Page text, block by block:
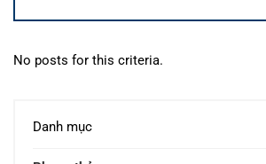
No posts for this criteria.
Danh mục